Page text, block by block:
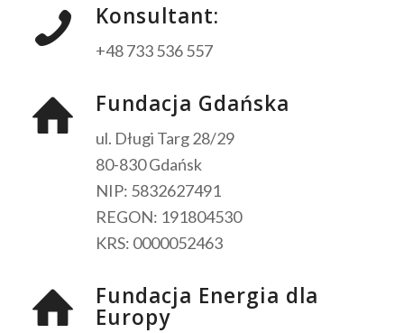
Konsultant:
+48 733 536 557
Fundacja Gdańska
ul. Długi Targ 28/29
80-830 Gdańsk
NIP: 5832627491
REGON: 191804530
KRS: 0000052463
Fundacja Energia dla
Europy